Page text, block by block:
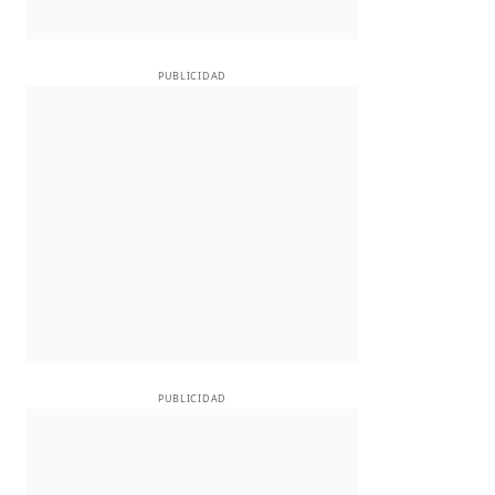
PUBLICIDAD
PUBLICIDAD